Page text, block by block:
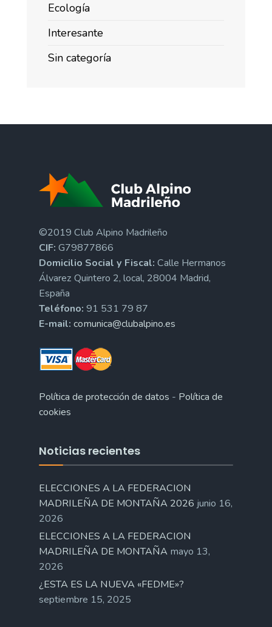
Ecología
Interesante
Sin categoría
©2019 Club Alpino Madrileño
CIF: G79877866
Domicilio Social y Fiscal: Calle Hermanos
Álvarez Quintero 2, local, 28004 Madrid,
España
Teléfono: 91 531 79 87
E-mail: comunica@clubalpino.es
Política de protección de datos - Política de
cookies
Noticias recientes
ELECCIONES A LA FEDERACION
MADRILEÑA DE MONTAÑA 2026 junio 16,
2026
ELECCIONES A LA FEDERACION
MADRILEÑA DE MONTAÑA mayo 13,
2026
¿ESTA ES LA NUEVA «FEDME»?
septiembre 15, 2025